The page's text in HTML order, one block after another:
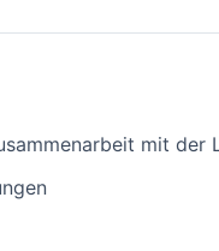
mit der